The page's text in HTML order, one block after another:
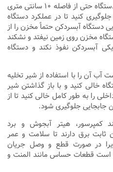
در هنگام جابجایی از انداختن دستگاه حتی از فاصله ۱۰ سانتی متری
کنید تا در عملکرد دستگاه
دستگاه آبسردکن حتماً مخزن را از
مخزن روی زمین نیفتد و نشکند
آبسردکن نفوذ نکند و دستگاه
آب آن را با استفاده از شیر تخلیه
خالی کنید و با باز گذاشتن شیر
را به طور کامل خالی کنید تا از
جلوگیری شود.
کمپرسور، هیتر آبجوش و برد
ثابت برق دارند تا سلامت و عمر
در صورت قطع و وصل جریان
قطعات حساس مانند المنت و